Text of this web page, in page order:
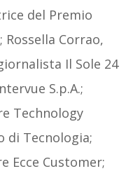
del Premio
Corrao,
Il Sole 24
S.p.A.;
Technology
di Tecnologia;
Ecce Customer;